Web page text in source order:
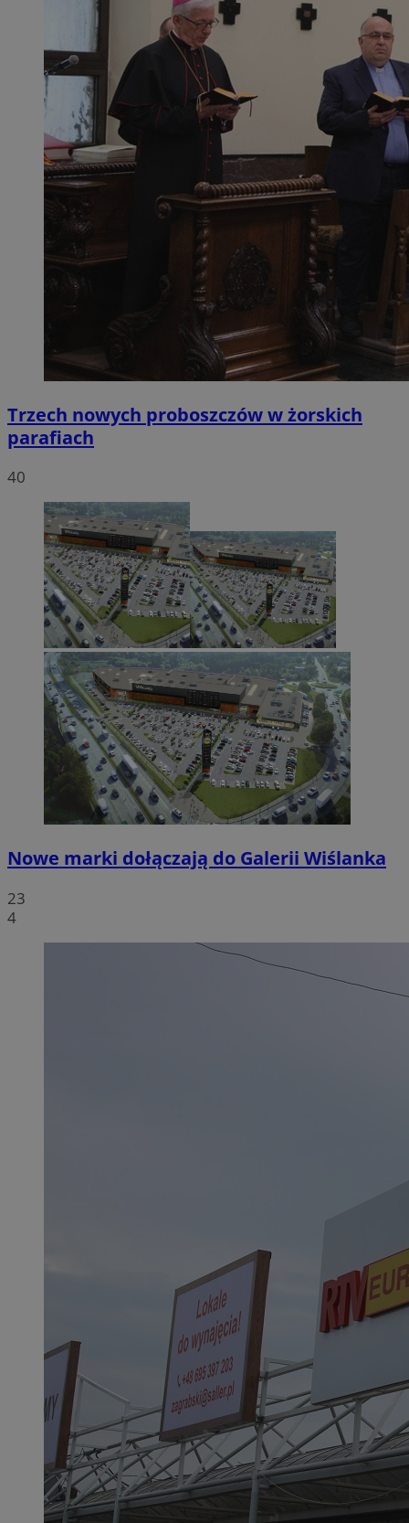
Trzech nowych proboszczów w żorskich
parafiach
40
Nowe marki dołączają do Galerii Wiślanka
23
4